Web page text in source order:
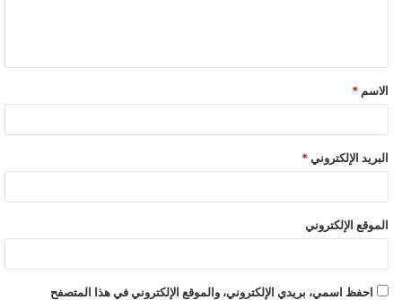
ق
*
الاسم *
البريد الإلكتروني *
الموقع الإلكتروني
احفظ اسمي، بريدي الإلكتروني، والموقع الإلكتروني في هذا المتصفح